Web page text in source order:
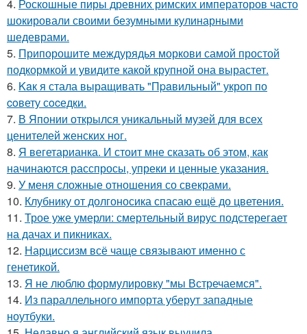
4. Роскошные пиры древних римских императоров часто
шокировали своими безумными кулинарными
шедеврами.
5. Припорошите междурядья моркови самой простой
подкормкой и увидите какой крупной она вырастет.
6. Kaк я стала выращивать "Пpaвильный" укроп по
coвету сocедки.
7. В Японии открылся уникальный музей для всех
ценителей женских ног.
8. Я вегетарианка. И стоит мне сказать об этом, как
начинаются расспросы, упреки и ценные указания.
9. У меня сложные отношения со свекрами.
10. Клубнику от долгоносика спасаю ещё до цветения.
11. Трое уже умерли: смертельный вирус подстерегает
на дачах и пикниках.
12. Нарциссизм всё чаще связывают именно с
генетикой.
13. Я не люблю формулировку "мы Встречаемся".
14. Из параллельного импорта уберут западные
ноутбуки.